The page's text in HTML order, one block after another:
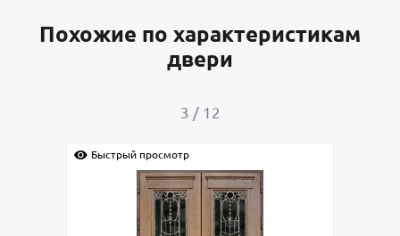
Похожие по характеристикам
двери
4 / 12
Быстрый просмотр